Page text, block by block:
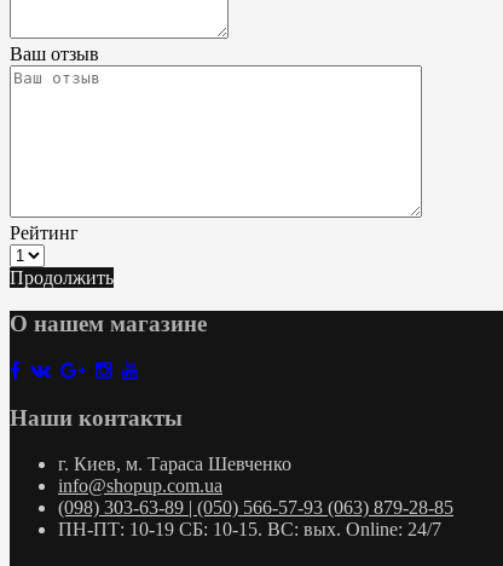
Ваш отзыв
Рейтинг
Продолжить
О нашем магазине
Наши контакты
г. Киев, м. Тараса Шевченко
info@shopup.com.ua
(098) 303-63-89 | (050) 566-57-93 (063) 879-28-85
ПН-ПТ: 10-19 СБ: 10-15. ВС: вых. Online: 24/7